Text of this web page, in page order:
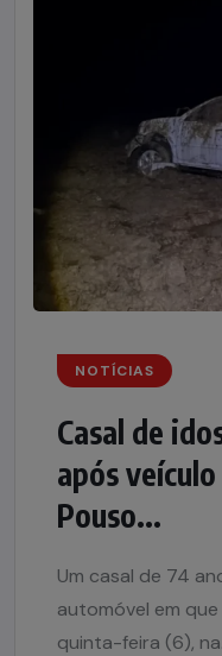
NOTÍCIAS
Casal de
após
Pouso...
Um casal de 74
automóvel em
quinta-feira (6),